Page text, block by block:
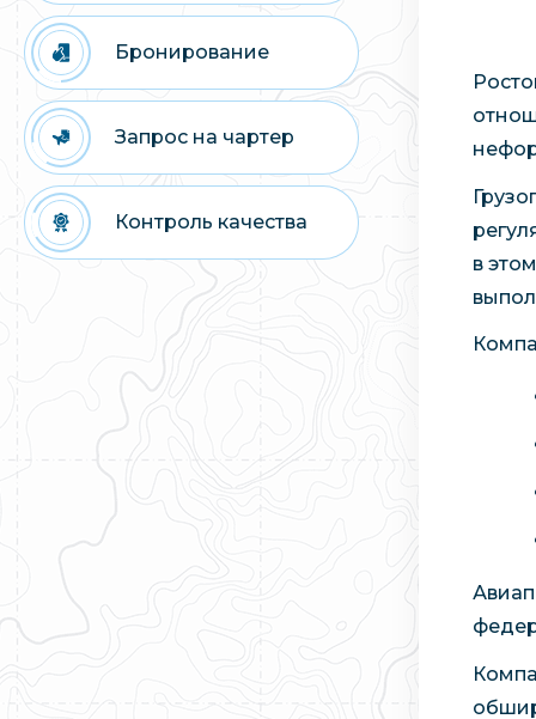
Бронирование
Запрос на чартер
Контроль качества
в